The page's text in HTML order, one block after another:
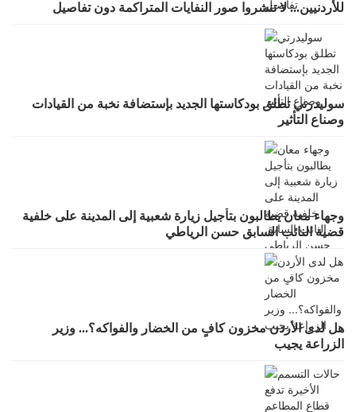
للأردنيين... لا تنشروا صور النفايات المتراكمة دون تفاصيل
سوليدرتي تطلق بودكاستها الجديد بإستضافة نخبة من القيادات
وصناع التأثير
وجهاء معان يطالبون بتأجيل زيارة شعبية إلى المدينة على خلفية
قضية النائب السابق حسن الرياطي
هل لدى الأردن مخزون كافٍ من الخضار والفواكه؟... وزير
الزراعة يجيب